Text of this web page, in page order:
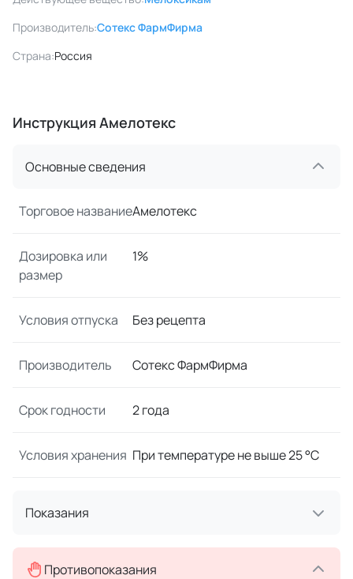
Производитель:Сотекс ФармФирма
Страна:Россия
Инструкция Амелотекс
Основные сведения
Торговое названиеАмелотекс
Дозировка или
размер
1%
Условия отпуска Без рецепта
Производитель Сотекс ФармФирма
Срок годности 2 года
Условия хранения При температуре не выше 25 °C
Показания
Противопоказания